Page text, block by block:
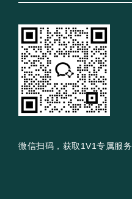
微信扫码，获取1V1专属服务